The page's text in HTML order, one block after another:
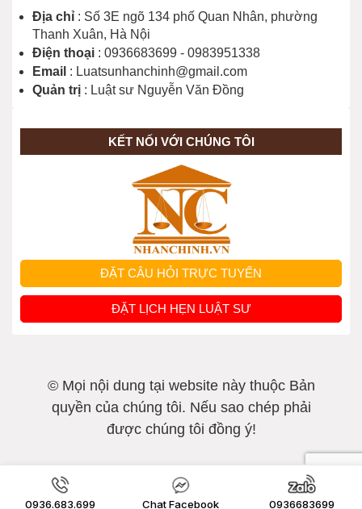
Địa chỉ : Số 3E ngõ 134 phố Quan Nhân, phường
Thanh Xuân, Hà Nội
Điện thoại : 0936683699 - 0983951338
Email : Luatsunhanchinh@gmail.com
Quản trị : Luật sư Nguyễn Văn Đồng
KẾT NỐI VỚI CHÚNG TÔI
ĐẶT CÂU HỎI TRỰC TUYẾN
ĐẶT LỊCH HẸN LUẬT SƯ
© Mọi nội dung tại website này thuộc Bản
quyền của chúng tôi. Nếu sao chép phải
được chúng tôi đồng ý!
0936.683.699 Chat Facebook 0936683699